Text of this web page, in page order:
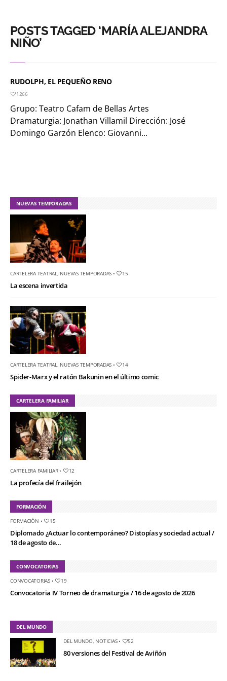
POSTS TAGGED ‘MARÍA ALEJANDRA
NIÑO’
RUDOLPH, EL PEQUEÑO RENO
1266
Grupo: Teatro Cafam de Bellas Artes
Dramaturgia: Jonathan Villamil Dirección: José
Domingo Garzón Elenco: Giovanni...
NUEVAS TEMPORADAS
CARTELERA TEATRAL NUEVAS TEMPORADAS • 15
La escena invertida
CARTELERA TEATRAL NUEVAS TEMPORADAS • 14
Spider-Marx y el ratón Bakunin en el último comic
CARTELERA FAMILIAR
CARTELERA FAMILIAR• 12
La profecía del frailejón
FORMACIÓN
FORMACIÓN • 15
Diplomado ¿Actuar lo contemporáneo? Distopías y sociedad actual /
18 de agosto de...
CONVOCATORIAS
CONVOCATORIAS• 19
Convocatoria IV Torneo de dramaturgia / 16 de agosto de 2026
DEL MUNDO
DEL MUNDO, NOTICIAS• 52
80 versiones del Festival de Aviñón